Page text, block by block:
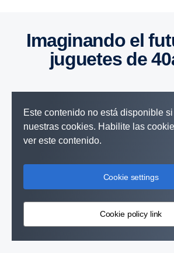
Imaginando el futuro con
juguetes de
Este contenido no está disponible
nuestras cookies. Habilite las
ver este contenido.
Cookie settings
Cookie policy link